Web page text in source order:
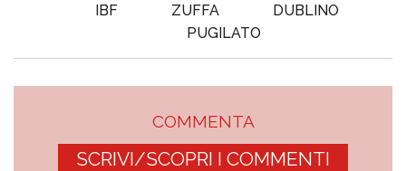
IBF
ZUFFA
DUBLINO
PUGILATO
COMMENTA
SCRIVI/SCOPRI I COMMENTI